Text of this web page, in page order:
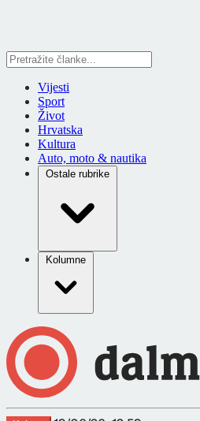
Vijesti
Sport
Život
Hrvatska
Kultura
Auto, moto & nautika
Ostale rubrike
Kolumne